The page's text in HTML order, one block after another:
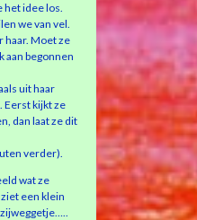
het idee los.
we van vel.
haar. Moet ze
aan begonnen
uit haar
Eerst kijkt ze
dan laat ze dit
verder).
wat ze
een klein